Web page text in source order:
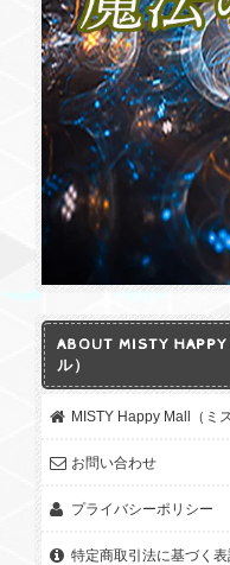
ABOUT MISTY
ル）
MISTY Happy Mall（ミ
お問い合わせ
プライバシーポリシー
特定商取引法に基づく表